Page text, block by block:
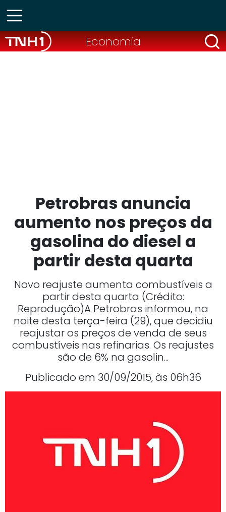
Economia
Petrobras anuncia
aumento nos preços da
gasolina do diesel a
partir desta quarta
Novo reajuste aumenta combustíveis a
partir desta quarta (Crédito:
Reprodução)A Petrobras informou, na
noite desta terça-feira (29), que decidiu
reajustar os preços de venda de seus
combustíveis nas refinarias. Os reajustes
são de 6% na gasolin...
Publicado em 30/09/2015, às 06h36